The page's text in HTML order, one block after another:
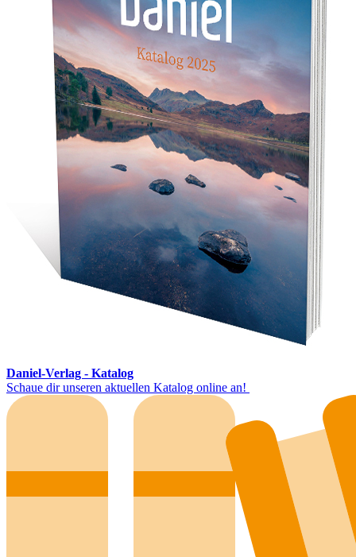
Daniel-Verlag - Katalog
Schaue dir unseren aktuellen Katalog online an!